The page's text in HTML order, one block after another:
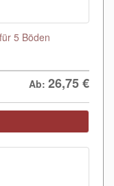
5 Böden
Ab: 26,75€